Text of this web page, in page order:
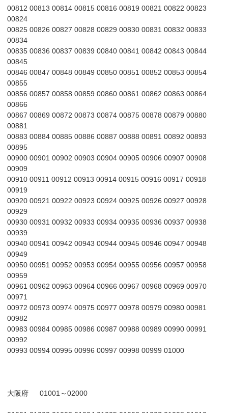
00812 00813 00814 00815 00816 00819 00821 00822 00823
00824
00825 00826 00827 00828 00829 00830 00831 00832 00833
00834
00835 00836 00837 00839 00840 00841 00842 00843 00844
00845
00846 00847 00848 00849 00850 00851 00852 00853 00854
00855
00856 00857 00858 00859 00860 00861 00862 00863 00864
00866
00867 00869 00872 00873 00874 00875 00878 00879 00880
00881
00883 00884 00885 00886 00887 00888 00891 00892 00893
00895
00900 00901 00902 00903 00904 00905 00906 00907 00908
00909
00910 00911 00912 00913 00914 00915 00916 00917 00918
00919
00920 00921 00922 00923 00924 00925 00926 00927 00928
00929
00930 00931 00932 00933 00934 00935 00936 00937 00938
00939
00940 00941 00942 00943 00944 00945 00946 00947 00948
00949
00950 00951 00952 00953 00954 00955 00956 00957 00958
00959
00961 00962 00963 00964 00966 00967 00968 00969 00970
00971
00972 00973 00974 00975 00977 00978 00979 00980 00981
00982
00983 00984 00985 00986 00987 00988 00989 00990 00991
00992
00993 00994 00995 00996 00997 00998 00999 01000
大阪府 01001～02000